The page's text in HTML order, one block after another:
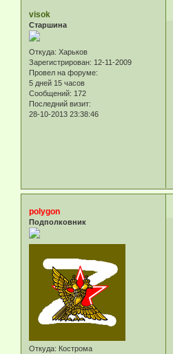
visok
Старшина
Откуда: Харьков
Зарегистрирован: 12-11-2009
Провел на форуме:
5 дней 15 часов
Сообщений: 172
Последний визит:
28-10-2013 23:38:46
polygon
Подполковник
Откуда: Кострома